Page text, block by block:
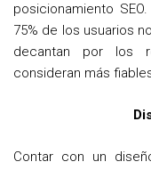
posicionamiento
75% de los usuarios
decantan por los
consideran más
Contar con un